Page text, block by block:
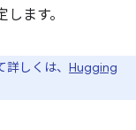
ます。
しくは、 Hugging